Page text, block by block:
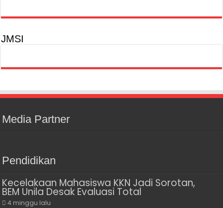
JMSI
Media Partner
Pendidikan
Kecelakaan Mahasiswa KKN Jadi Sorotan,
BEM Unila Desak Evaluasi Total
4 minggu lalu